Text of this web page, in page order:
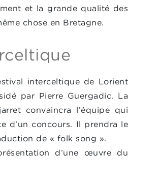
et la grande qualité des
chose en Bretagne.
interceltique de Lorient
par Pierre Guergadic. La
convaincra l’équipe qui
d’un concours. Il prendra le
de « folk song ».
d’une œuvre du